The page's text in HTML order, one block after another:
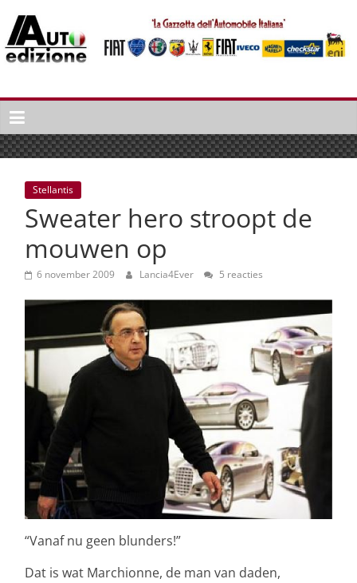
naar
inhoud
Auto
Edizione
La
Gazetta
dell'Automobile
Italiana
autonieuws
Stellantis
Sweater hero stroopt de
mouwen op
6 november 2009 Lancia4Ever 5 reacties
“Vanaf nu geen blunders!”
Dat is wat Marchionne, de man van daden,